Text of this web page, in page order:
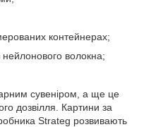
контейнерах;
нейлонового волокна;
сувеніром, а ще це
дозвілля. Картини за
Strateg розвивають